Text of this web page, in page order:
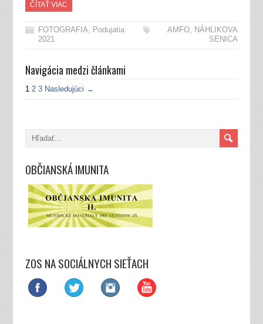
ČÍTAŤ VIAC
FOTOGRAFIA, Podujatia
2021
AMFO, NÁHLIKOVA
SENICA
Navigácia medzi článkami
1 2 3 Nasledujúci →
OBČIANSKÁ IMUNITA
ZOS NA SOCIÁLNYCH SIEŤACH